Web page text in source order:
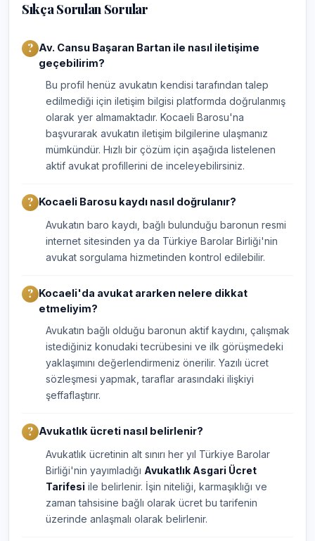
Sıkça Sorulan Sorular
Av. Cansu Başaran Bartan ile nasıl iletişime
geçebilirim?
Bu profil henüz avukatın kendisi tarafından talep
edilmediği için iletişim bilgisi platformda doğrulanmış
olarak yer almamaktadır. Kocaeli Barosu'na
başvurarak avukatın iletişim bilgilerine ulaşmanız
mümkündür. Hızlı bir çözüm için aşağıda listelenen
aktif avukat profillerini de inceleyebilirsiniz.
Kocaeli Barosu kaydı nasıl doğrulanır?
Avukatın baro kaydı, bağlı bulunduğu baronun resmi
internet sitesinden ya da Türkiye Barolar Birliği'nin
avukat sorgulama hizmetinden kontrol edilebilir.
Kocaeli'da avukat ararken nelere dikkat
etmeliyim?
Avukatın bağlı olduğu baronun aktif kaydını, çalışmak
istediğiniz konudaki tecrübesini ve ilk görüşmedeki
yaklaşımını değerlendirmeniz önerilir. Yazılı ücret
sözleşmesi yapmak, taraflar arasındaki ilişkiyi
şeffaflaştırır.
Avukatlık ücreti nasıl belirlenir?
Avukatlık ücretinin alt sınırı her yıl Türkiye Barolar
Birliği'nin yayımladığı Avukatlık Asgari Ücret
Tarifesi ile belirlenir. İşin niteliği, karmaşıklığı ve
zaman tahsisine bağlı olarak ücret bu tarifenin
üzerinde anlaşmalı olarak belirlenir.